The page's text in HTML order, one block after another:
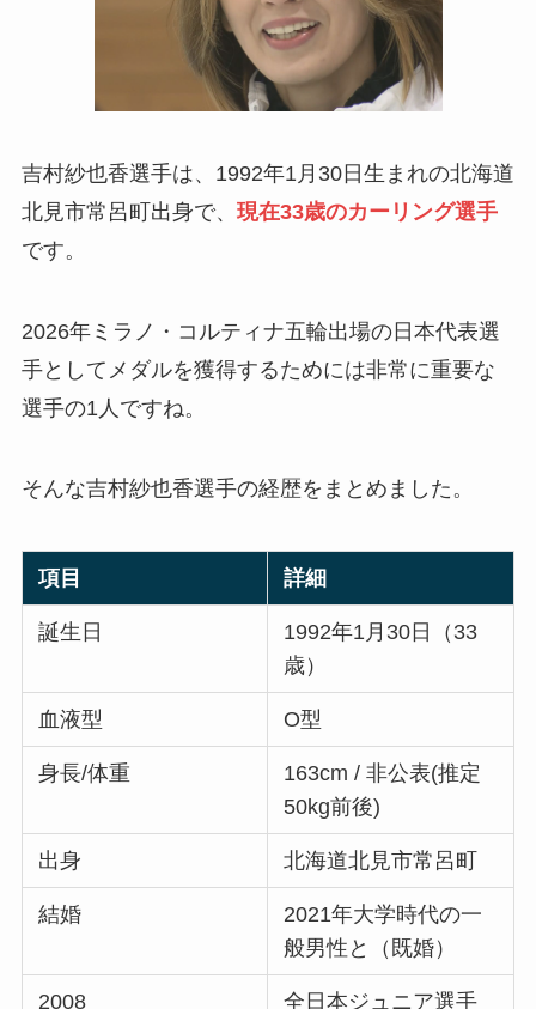
吉村紗也香選手は、1992年1月30日生まれの北海道
北見市常呂町出身で、 現在33歳のカーリング選手
です。
2026年ミラノ・コルティナ五輪出場の日本代表選
手としてメダルを獲得するためには非常に重要な
選手の1人ですね。
そんな吉村紗也香選手の経歴をまとめました。
項目 詳細
誕生日
1992年1月30日（33
歳）​
血液型 O型​
身長/体重
163cm / 非公表(推定
50kg前後)
出身 北海道北見市常呂町​
結婚
2021年大学時代の一
般男性と（既婚）​
2008
全日本ジュニア選手